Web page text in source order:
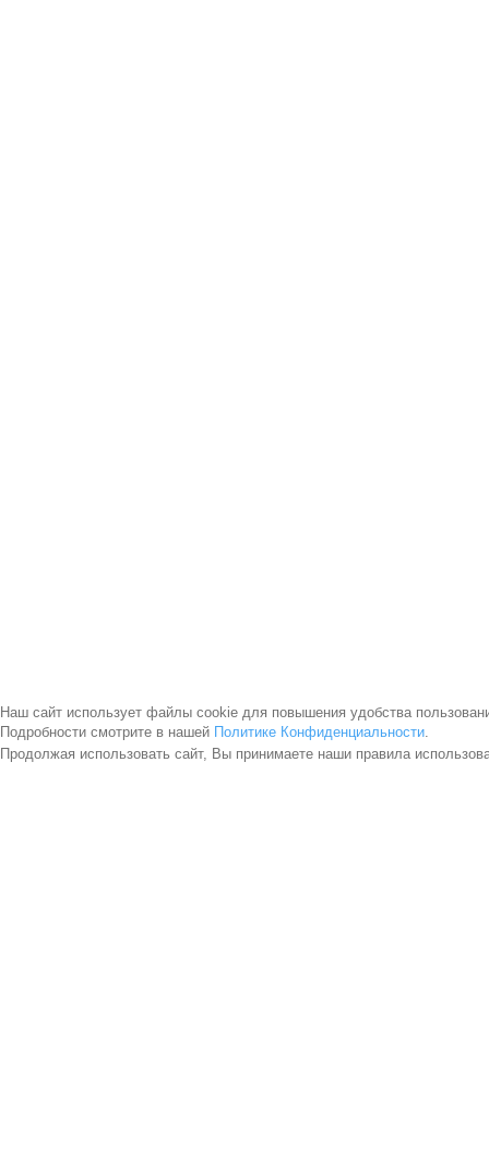
Наш сайт использует файлы cookie для повышения удобства
Подробности смотрите в нашей Политике Конфиденциальности.
Продолжая использовать сайт, Вы принимаете наши правила